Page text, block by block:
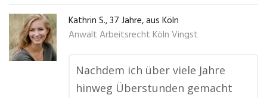
Kathrin S., 37 Jahre, aus Köln
Anwalt Arbeitsrecht Köln Vingst
Nachdem ich über viele Jahre
hinweg Überstunden gemacht